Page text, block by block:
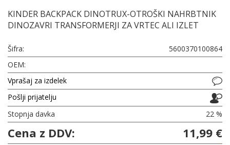
KINDER BACKPACK DINOTRUX-OTROŠKI NAHRBTNIK
DINOZAVRI TRANSFORMERJI ZA VRTEC ALI IZLET
Šifra:
5600370100864
OEM:
Vprašaj za izdelek
Pošlji prijatelju
Stopnja davka
22 %
Cena z DDV: 11,99 €